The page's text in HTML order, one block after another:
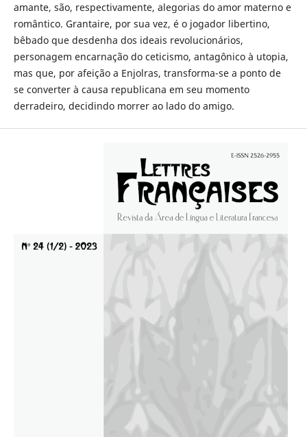
amante, são, respectivamente, alegorias do amor materno e
romântico. Grantaire, por sua vez, é o jogador libertino,
bêbado que desdenha dos ideais revolucionários,
personagem encarnação do ceticismo, antagônico à utopia,
mas que, por afeição a Enjolras, transforma-se a ponto de
se converter à causa republicana em seu momento
derradeiro, decidindo morrer ao lado do amigo.